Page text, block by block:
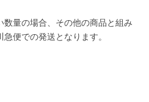
数量の場合、その他の商品と組み
便での発送となります。